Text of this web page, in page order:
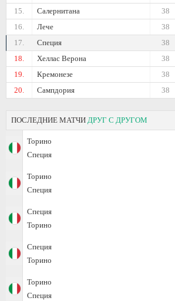
15.
Салернитана
38
16.
Лече
38
17.
Специя
38
18.
Хеллас Верона
38
19.
Кремонезе
38
20.
Сампдория 38
ПОСЛЕДНИЕ МАТЧИ ДРУГ С ДРУГОМ
Торино
Специя
Торино
Специя
Специя
Торино
Специя
Торино
Торино
Специя